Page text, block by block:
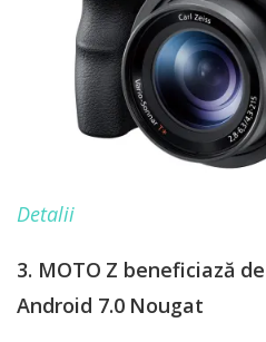
Detalii
3. MOTO Z beneficiază
Android 7.0 Nougat